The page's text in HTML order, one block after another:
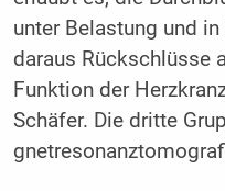
unter Belastung und in
daraus Rückschlüsse
Funktion der
Schäfer. Die dritte